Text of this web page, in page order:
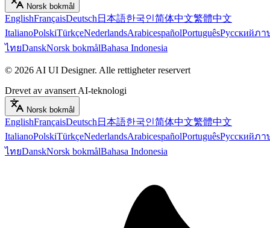
Norsk bokmål
EnglishFrançaisDeutsch 日本語한국인简体中文繁體中文
ItalianoPolskiTürkçeNederlandsArabicespañolPortuguêsРусскийภา
ไทยDanskNorsk bokmålBahasa Indonesia
© 2026 AI UI Designer. Alle rettigheter reservert
Drevet av avansert AI-teknologi
Norsk bokmål
EnglishFrançaisDeutsch 日本語한국인简体中文繁體中文
ItalianoPolskiTürkçeNederlandsArabicespañolPortuguêsРусскийภา
ไทยDanskNorsk bokmålBahasa Indonesia